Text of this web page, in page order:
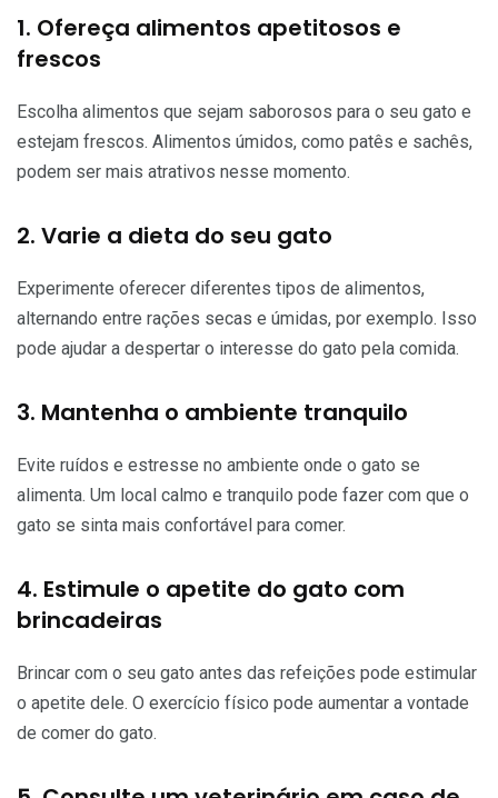
1. Ofereça alimentos apetitosos e
frescos
Escolha alimentos que sejam saborosos para o seu gato e
estejam frescos. Alimentos úmidos, como patês e sachês,
podem ser mais atrativos nesse momento.
2. Varie a dieta do seu gato
Experimente oferecer diferentes tipos de alimentos,
alternando entre rações secas e úmidas, por exemplo. Isso
pode ajudar a despertar o interesse do gato pela comida.
3. Mantenha o ambiente tranquilo
Evite ruídos e estresse no ambiente onde o gato se
alimenta. Um local calmo e tranquilo pode fazer com que o
gato se sinta mais confortável para comer.
4. Estimule o apetite do gato com
brincadeiras
Brincar com o seu gato antes das refeições pode estimular
o apetite dele. O exercício físico pode aumentar a vontade
de comer do gato.